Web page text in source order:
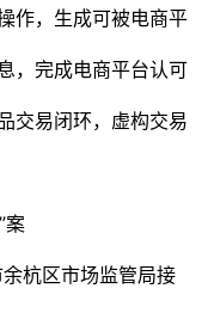
作，生成可被电商平
，完成电商平台认可
交易闭环，虚构交易
案
杭区市场监管局接